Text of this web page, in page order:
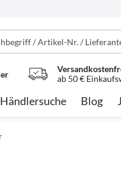
ab 50 €
Händlersuche Blog